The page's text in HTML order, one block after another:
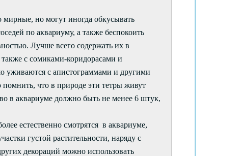
но могут иногда обкусывать
по аквариуму, а также беспокоить
Лучше всего содержать их в
с сомиками-коридорасами и
с апистограммами и другими
что в природе эти тетры живут
в аквариуме должно быть не менее 6 штук,
естественно смотрятся в аквариуме,
густой растительности, наряду с
декораций можно использовать